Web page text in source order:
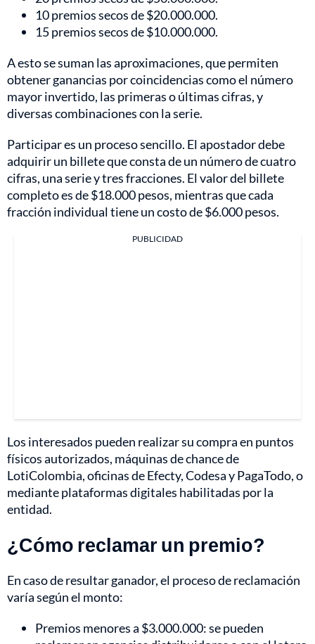
10 premios secos de $20.000.000.
15 premios secos de $10.000.000.
A esto se suman las aproximaciones, que permiten
obtener ganancias por coincidencias como el número
mayor invertido, las primeras o últimas cifras, y
diversas combinaciones con la serie.
Participar es un proceso sencillo. El apostador debe
adquirir un billete que consta de un número de cuatro
cifras, una serie y tres fracciones. El valor del billete
completo es de $18.000 pesos, mientras que cada
fracción individual tiene un costo de $6.000 pesos.
PUBLICIDAD
Los interesados pueden realizar su compra en puntos
físicos autorizados, máquinas de chance de
LotiColombia, oficinas de Efecty, Codesa y PagaTodo, o
mediante plataformas digitales habilitadas por la
entidad.
¿Cómo reclamar un premio?
En caso de resultar ganador, el proceso de reclamación
varía según el monto:
Premios menores a $3.000.000: se pueden